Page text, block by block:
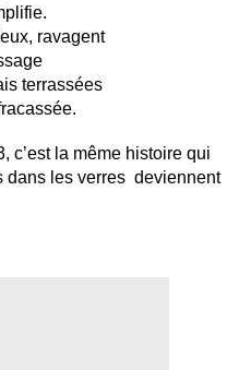
ravagent
terrassées
c’est la même histoire qui
dans les verres deviennent